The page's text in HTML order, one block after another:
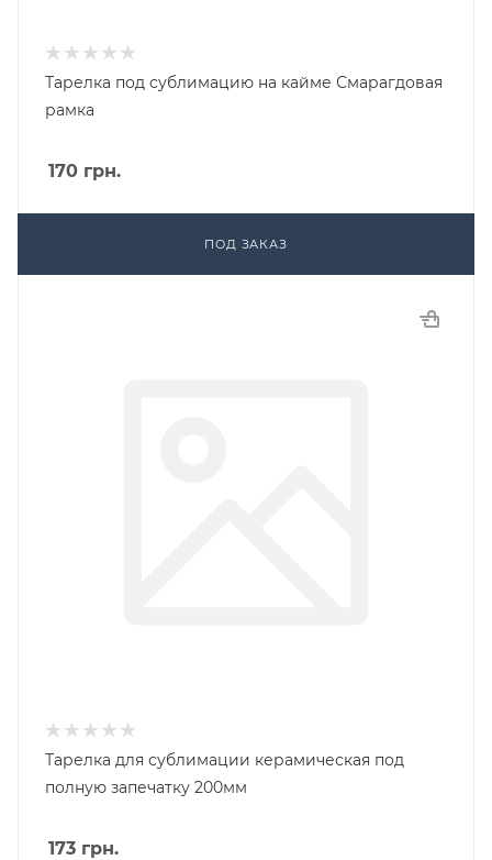
Тарелка под сублимацию на кайме Смарагдовая
рамка
170 грн.
ПОД ЗАКАЗ
Тарелка для сублимации керамическая под
полную запечатку 200мм
173 грн.